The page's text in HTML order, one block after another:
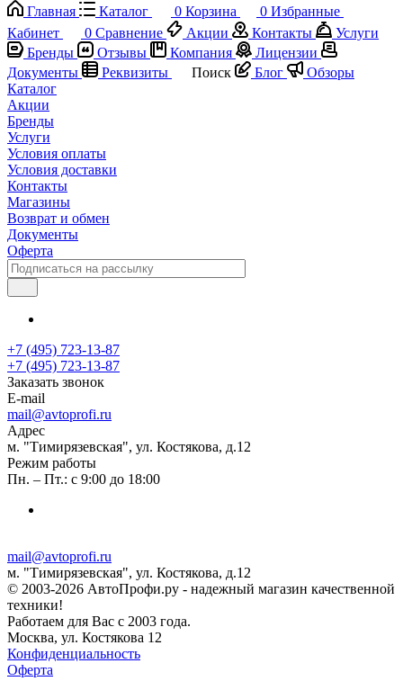
Главная
Каталог 0 Корзина 0 Избранные
Кабинет
0 Сравнение Акции Контакты
Услуги
Бренды
Отзывы Компания
Лицензии
Документы
Реквизиты Поиск Блог
Обзоры
Каталог
Акции
Бренды
Услуги
Условия оплаты
Условия доставки
Контакты
Магазины
Возврат и обмен
Документы
Оферта
+7 (495) 723-13-87
+7 (495) 723-13-87
Заказать звонок
E-mail
mail@avtoprofi.ru
Адрес
м. "Тимирязевская", ул. Костякова, д.12
Режим работы
Пн. – Пт.: с 9:00 до 18:00
mail@avtoprofi.ru
м. "Тимирязевская", ул. Костякова, д.12
© 2003-2026 АвтоПрофи.ру - надежный магазин качественной
техники!
Работаем для Вас с 2003 года.
Москва, ул. Костякова 12
Конфиденциальность
Оферта